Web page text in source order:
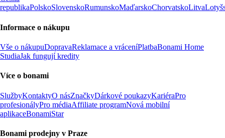
republikaPolskoSlovenskoRumunskoMaďarskoChorvatskoLitva
Informace o nákupu
Vše o nákupuDopravaReklamace a vráceníPlatbaBonami Home
StudiaJak fungují kredity
Více o bonami
SlužbyKontaktyO násZnačkyDárkové poukazyKariéraPro
profesionályPro médiaAffiliate programNová mobilní
aplikaceBonamiStar
Bonami prodejny v Praze